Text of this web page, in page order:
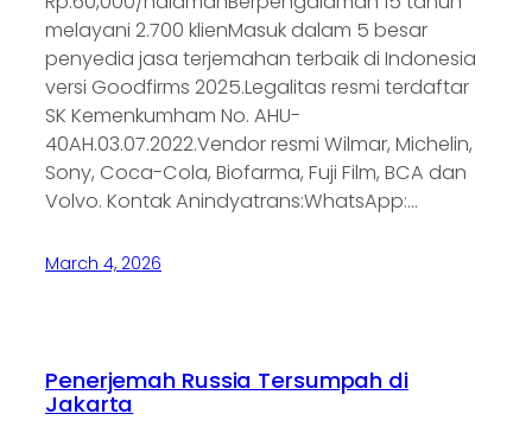
melayani 2.700 klienMasuk dalam 5 besar
penyedia jasa terjemahan terbaik di Indonesia
versi Goodfirms 2025.Legalitas resmi terdaftar
SK Kemenkumham No. AHU-
40AH.03.07.2022.Vendor resmi Wilmar, Michelin,
Sony, Coca-Cola, Biofarma, Fuji Film, BCA dan
Volvo. Kontak Anindyatrans:WhatsApp:…
March 4, 2026
Penerjemah Russia Tersumpah di
Jakarta